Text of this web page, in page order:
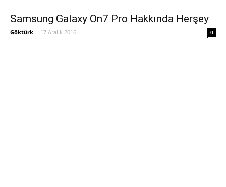
Samsung Galaxy On7 Pro Hakkında Herşey
Göktürk - 17 Aralık 2016 0